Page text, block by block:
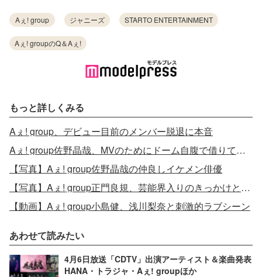
Aぇ! group ジャニーズ STARTO ENTERTAINMENT
Aぇ! groupのQ＆Aぇ!
もっと詳しくみる
Aぇ! group、デビュー目前のメンバー脱退に本音
Aぇ! group佐野晶哉、MVのためにドーム自腹で借りていた
【写真】Aぇ! group佐野晶哉の仲良しイケメン俳優
【写真】Aぇ! group正門良規、芸能界入りのきっかけとなった先輩
【動画】Aぇ! group小島健、浅川梨奈と刺激的ラブシーン
あわせて読みたい
4月6日放送「CDTV」出演アーティスト＆楽曲発表
HANA・トラジャ・Aぇ! groupほか